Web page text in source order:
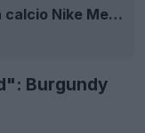
Le scarpe da calcio Nike Mercurial 2026 United da donna sono state filtrate - Avvistate ai piedi di Lauren James
Burgundy